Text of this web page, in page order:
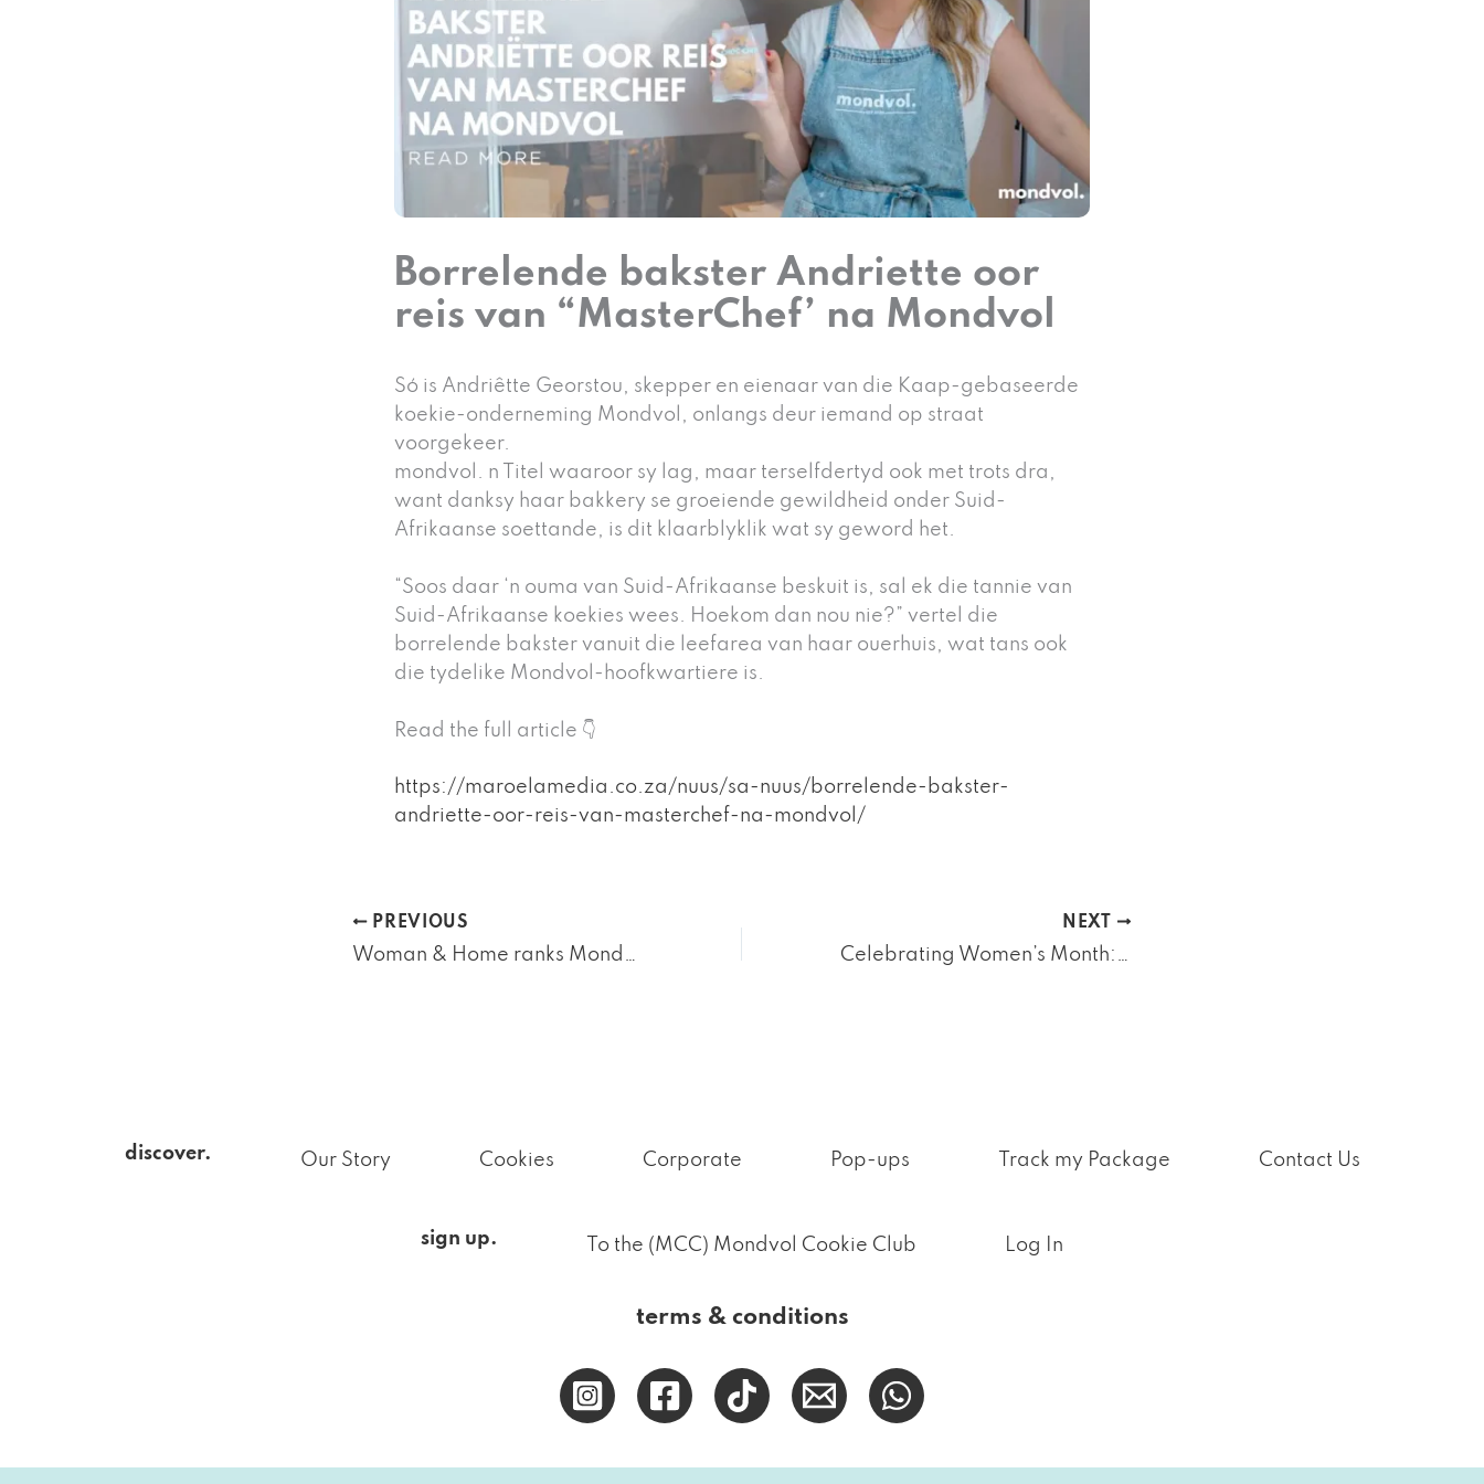
Borrelende bakster Andriette oor
reis van “MasterChef’ na Mondvol
Só is Andriêtte Georstou, skepper en eienaar van die Kaap-gebaseerde
koekie-onderneming Mondvol, onlangs deur iemand op straat
voorgekeer.
mondvol. n Titel waaroor sy lag, maar terselfdertyd ook met trots dra,
want danksy haar bakkery se groeiende gewildheid onder Suid-
Afrikaanse soettande, is dit klaarblyklik wat sy geword het.
“Soos daar ‘n ouma van Suid-Afrikaanse beskuit is, sal ek die tannie van
Suid-Afrikaanse koekies wees. Hoekom dan nou nie?” vertel die
borrelende bakster vanuit die leefarea van haar ouerhuis, wat tans ook
die tydelike Mondvol-hoofkwartiere is.
Read the full article 👇
https://maroelamedia.co.za/nuus/sa-nuus/borrelende-bakster-
andriette-oor-reis-van-masterchef-na-mondvol/
PREVIOUS
Woman & Home ranks Mondvol #1 in SA
NEXT
Celebrating Women’s Month: Spotlighting Dynamic Female Entrepreneurs
discover. Our Story Cookies Corporate Pop-ups Track my Package Contact Us
sign up. To the (MCC) Mondvol Cookie Club Log In
terms & conditions